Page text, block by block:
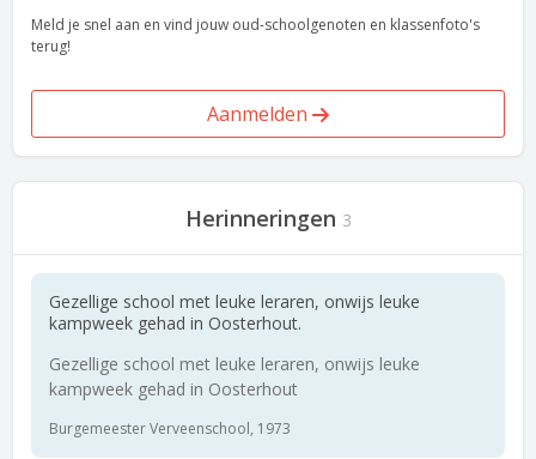
Meld je snel aan en vind jouw oud-schoolgenoten en klassenfoto's
terug!
Aanmelden
Herinneringen 3
Gezellige school met leuke leraren, onwijs leuke
kampweek gehad in Oosterhout.
Gezellige school met leuke leraren, onwijs leuke
kampweek gehad in Oosterhout
Burgemeester Verveenschool, 1973